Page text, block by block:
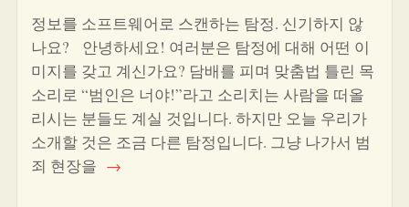
정보를 소프트웨어로 스캔하는 탐정. 신기하지 않
나요? 안녕하세요! 여러분은 탐정에 대해 어떤 이
미지를 갖고 계신가요? 담배를 피며 맞춤법 틀린 목
소리로 “범인은 너야!”라고 소리치는 사람을 떠올
리시는 분들도 계실 것입니다. 하지만 오늘 우리가
소개할 것은 조금 다른 탐정입니다. 그냥 나가서 범
죄 현장을 →